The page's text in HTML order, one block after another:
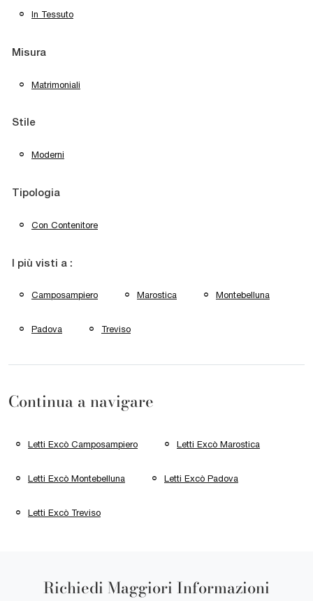
In Tessuto
Misura
Matrimoniali
Stile
Moderni
Tipologia
Con Contenitore
I più visti a :
Camposampiero Marostica Montebelluna
Padova Treviso
Continua a navigare
Letti Excò Camposampiero Letti Excò Marostica
Letti Excò Montebelluna Letti Excò Padova
Letti Excò Treviso
Richiedi Maggiori Informazioni